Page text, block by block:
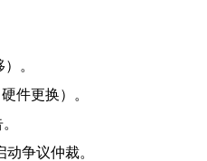
。
件更换）。
争议仲裁。